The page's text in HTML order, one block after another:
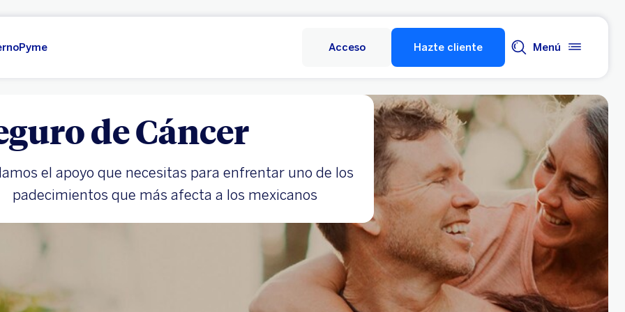
Pyme Acceso Hazte cliente Menú
de Cáncer
el apoyo que necesitas para enfrentar uno de los
padecimientos que más afecta a los mexicanos